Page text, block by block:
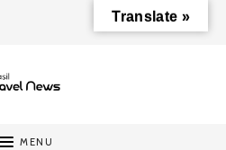
MENU
Translate »